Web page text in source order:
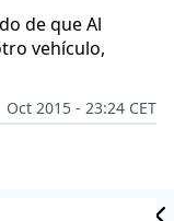
de que Al
vehículo,
Oct 2015 - 23:24 CET